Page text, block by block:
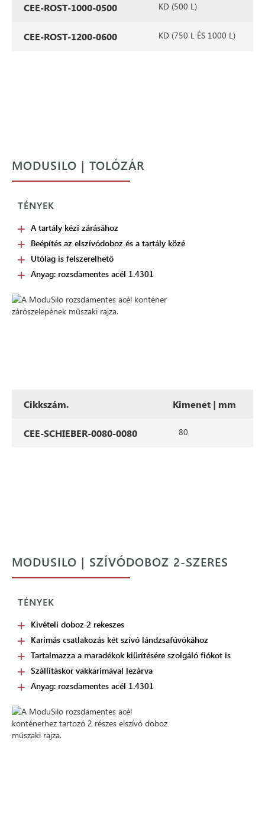
CEE-ROST-1000-0500 KD (500 L)
CEE-ROST-1200-0600 KD (750 L ÉS 1000 L)
MODUSILO | TOLÓZÁR
TÉNYEK
A tartály kézi zárásához
Beépítés az elszívódoboz és a tartály közé
Utólag is felszerelhető
Anyag: rozsdamentes acél 1.4301
Cikkszám. Kimenet | mm
CEE-SCHIEBER-0080-0080 80
MODUSILO | SZÍVÓDOBOZ 2-SZERES
TÉNYEK
Kivételi doboz 2 rekeszes
Karimás csatlakozás két szívó lándzsafúvókához
Tartalmazza a maradékok kiürítésére szolgáló fiókot is
Szállításkor vakkarimával lezárva
Anyag: rozsdamentes acél 1.4301